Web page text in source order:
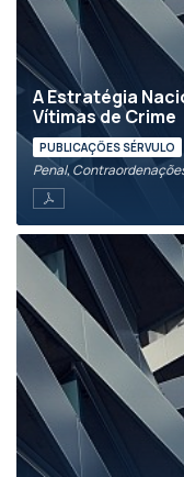
A Estratégia
Vítimas de Crime
PUBLICAÇÕES SÉRVULO
Penal,